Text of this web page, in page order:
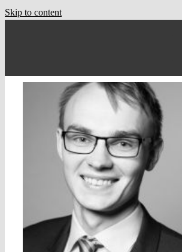
Skip to content